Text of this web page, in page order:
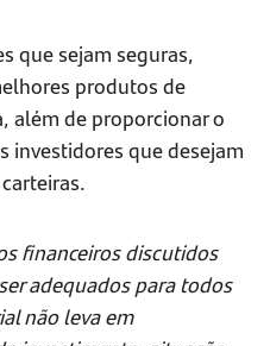
que sejam seguras,
produtos de
além de proporcionar o
investidores que desejam
financeiros discutidos
adequados para todos
não leva em